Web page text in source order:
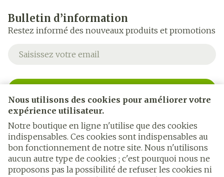
Nous utilisons des cookies pour améliorer votre
expérience utilisateur.
Notre boutique en ligne n'utilise que des cookies
indispensables. Ces cookies sont indispensables au
bon fonctionnement de notre site. Nous n'utilisons
aucun autre type de cookies ; c'est pourquoi nous ne
proposons pas la possibilité de refuser les cookies ni
Bulletin d’information
Restez informé des nouveaux produits et promotions
Adresse mail
En cliquant sur s'abonner, vous vous abonnez à notre
newsletter et acceptez notrepolitique de confidentialité